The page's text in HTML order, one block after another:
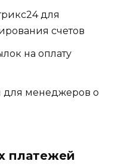
для
счетов
на оплату
для менеджеров о
платежей